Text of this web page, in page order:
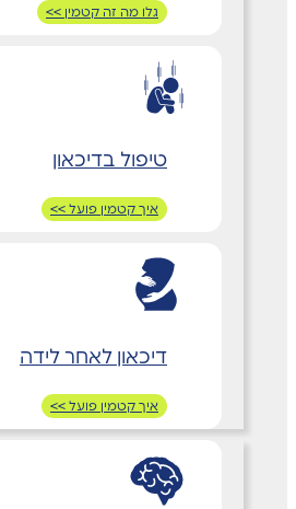
גלו מה זה קטמין >>
טיפול בדיכאון
איך קטמין פועל >>
דיכאון לאחר לידה
איך קטמין פועל >>